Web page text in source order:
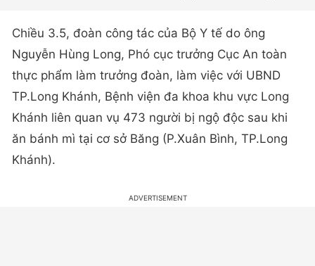
Chiều 3.5, đoàn công tác của Bộ Y tế do ông
Nguyễn Hùng Long, Phó cục trưởng Cục An toàn
thực phẩm làm trưởng đoàn, làm việc với UBND
TP.Long Khánh, Bệnh viện đa khoa khu vực Long
Khánh liên quan vụ 473 người bị ngộ độc sau khi
ăn bánh mì tại cơ sở Băng (P.Xuân Bình, TP.Long
Khánh).